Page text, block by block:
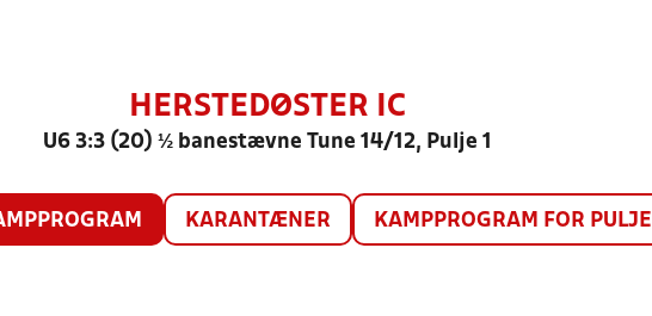
HERSTEDØSTER IC
U6 3:3 (20) ½ banestævne Tune 14/12, Pulje 1
KARANTÆNER KAMPPROGRAM FOR PULJE